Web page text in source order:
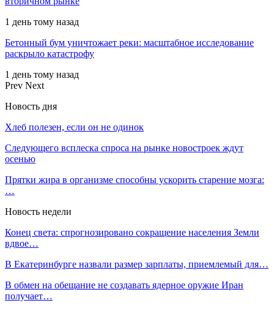
1 день тому назад
Бетонный бум уничтожает реки: масштабное исследование
раскрыло катастрофу
1 день тому назад
Prev Next
Новость дня
Хлеб полезен, если он не одинок
Следующего всплеска спроса на рынке новостроек ждут
осенью
Прятки жира в организме способны ускорить старение мозга:
…
Новость недели
Конец света: спрогнозировано сокращение населения Земли
вдвое…
В Екатеринбурге назвали размер зарплаты, приемлемый для…
В обмен на обещание не создавать ядерное оружие Иран
получает…